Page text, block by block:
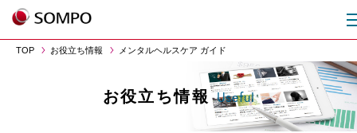
TOP お役立ち情報 メンタルヘルスケア ガイド
お役立ち情報Useful